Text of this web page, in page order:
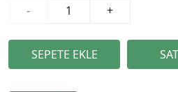
-
+